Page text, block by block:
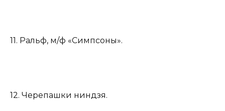
11. Ральф, м/ф «Симпсоны».
12. Черепашки ниндзя.